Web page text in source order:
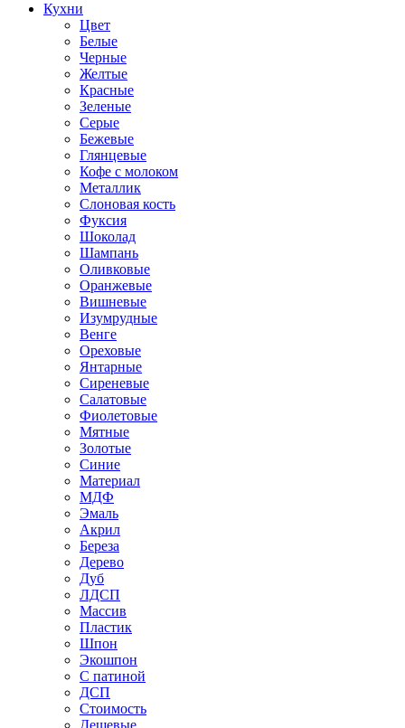
Кухни
Цвет
Белые
Черные
Желтые
Красные
Зеленые
Серые
Бежевые
Глянцевые
Кофе с молоком
Металлик
Слоновая кость
Фуксия
Шоколад
Шампань
Оливковые
Оранжевые
Вишневые
Изумрудные
Венге
Ореховые
Янтарные
Сиреневые
Салатовые
Фиолетовые
Мятные
Золотые
Синие
Материал
МДФ
Эмаль
Акрил
Береза
Дерево
Дуб
ЛДСП
Массив
Пластик
Шпон
Экошпон
С патиной
ДСП
Стоимость
Дешевые